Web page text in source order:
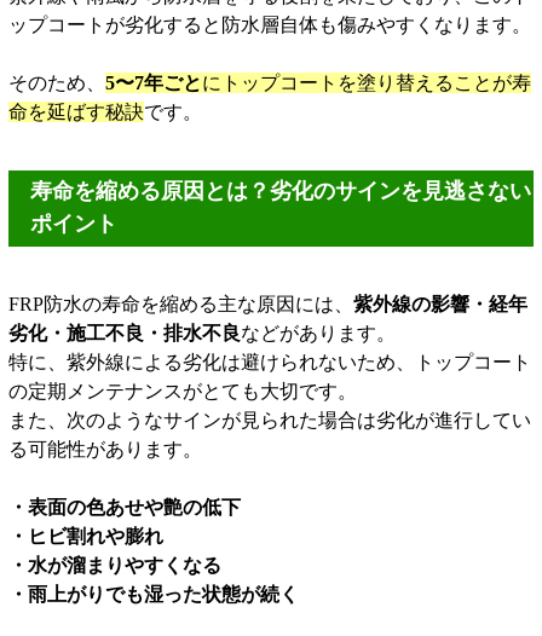
ップコートが劣化すると防水層自体も傷みやすくなります。
そのため、 5〜7年ごとにトップコートを塗り替えることが寿
命を延ばす秘訣です。
寿命を縮める原因とは？劣化のサインを見逃さない
ポイント
FRP防水の寿命を縮める主な原因には、 紫外線の影響・経年
劣化・施工不良・排水不良などがあります。
特に、紫外線による劣化は避けられないため、トップコート
の定期メンテナンスがとても大切です。
また、次のようなサインが見られた場合は劣化が進行してい
る可能性があります。
・表面の色あせや艶の低下
・ヒビ割れや膨れ
・水が溜まりやすくなる
・雨上がりでも湿った状態が続く